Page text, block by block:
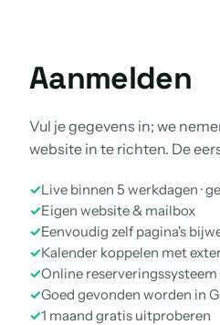
Aanmelden
Vul je gegevens in; we
website in te richten. De
✓Live binnen 5 werkdagen ·
✓Eigen website & mailbox
✓Eenvoudig zelf pagina's
✓Kalender koppelen met
✓Online
✓Goed gevonden worden in
✓1 maand gratis uitproberen